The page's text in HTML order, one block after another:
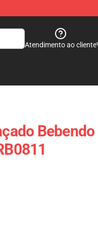
Atendimento ao cliente
Bebendo